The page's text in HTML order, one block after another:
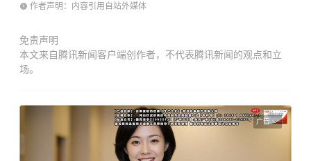
作者声明：内容引用自站外媒体
免责声明
本文来自腾讯新闻客户端创作者，不代表腾讯新闻的观点和立
场。
广告